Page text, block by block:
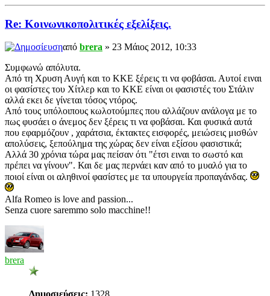
Re: Κοινωνικοπολιτικές εξελίξεις.
από brera » 23 Μάιος 2012, 10:33
Συμφωνώ απόλυτα.
Από τη Χρυση Αυγή και το ΚΚΕ ξέρεις τι να φοβάσαι. Αυτοί ειναι
οι φασίστες του Χίτλερ και το ΚΚΕ είναι οι φασιστές του Στάλιν
αλλά εκει δε γίνεται τόσος ντόρος.
Από τους υπόλοιπους κωλοτούμπες που αλλάζουν ανάλογα με το
πως φυσάει ο άνεμος δεν ξέρεις τι να φοβάσαι. Και φυσικά αυτά
που εφαρμόζουν , χαράτσια, έκτακτες εισφορές, μειώσεις μισθών
απολύσεις, ξεπούλημα της χώρας δεν είναι εξίσου φασιστικά;
Αλλά 30 χρόνια τώρα μας πείσαν ότι "έτσι ειναι το σωστό και
πρέπει να γίνουν". Και δε μας περνάει καν από το μυαλό για το
ποιοί είναι οι αληθινοί φασίστες με τα υπουργεία προπαγάνδας.
Alfa Romeo is love and passion...
Senza cuore saremmo solo macchine!!
brera